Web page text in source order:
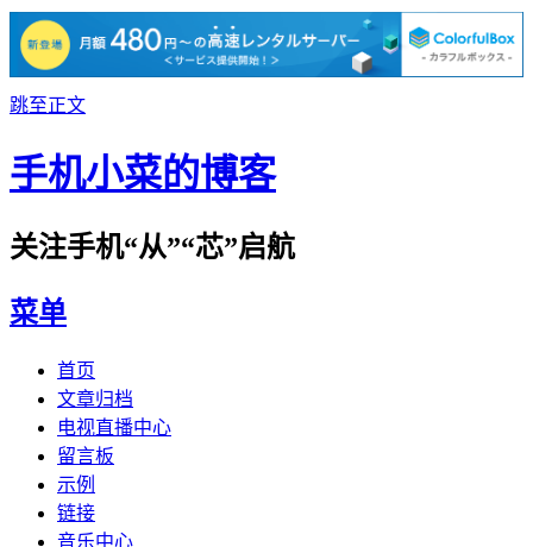
跳至正文
手机小菜的博客
关注手机“从”“芯”启航
菜单
首页
文章归档
电视直播中心
留言板
示例
链接
音乐中心